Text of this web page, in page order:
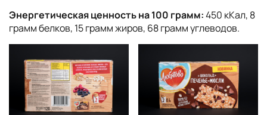
Энергетическая ценность на 100 грамм:450 кКал, 8
грамм белков, 15 грамм жиров, 68 грамм углеводов.